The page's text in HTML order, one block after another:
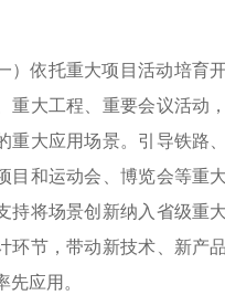
）依托重大项目活动培育
重大工程、重要会议活动
重大应用场景。引导铁路
目和运动会、博览会等重
持将场景创新纳入省级重
环节，带动新技术、新产
先应用。